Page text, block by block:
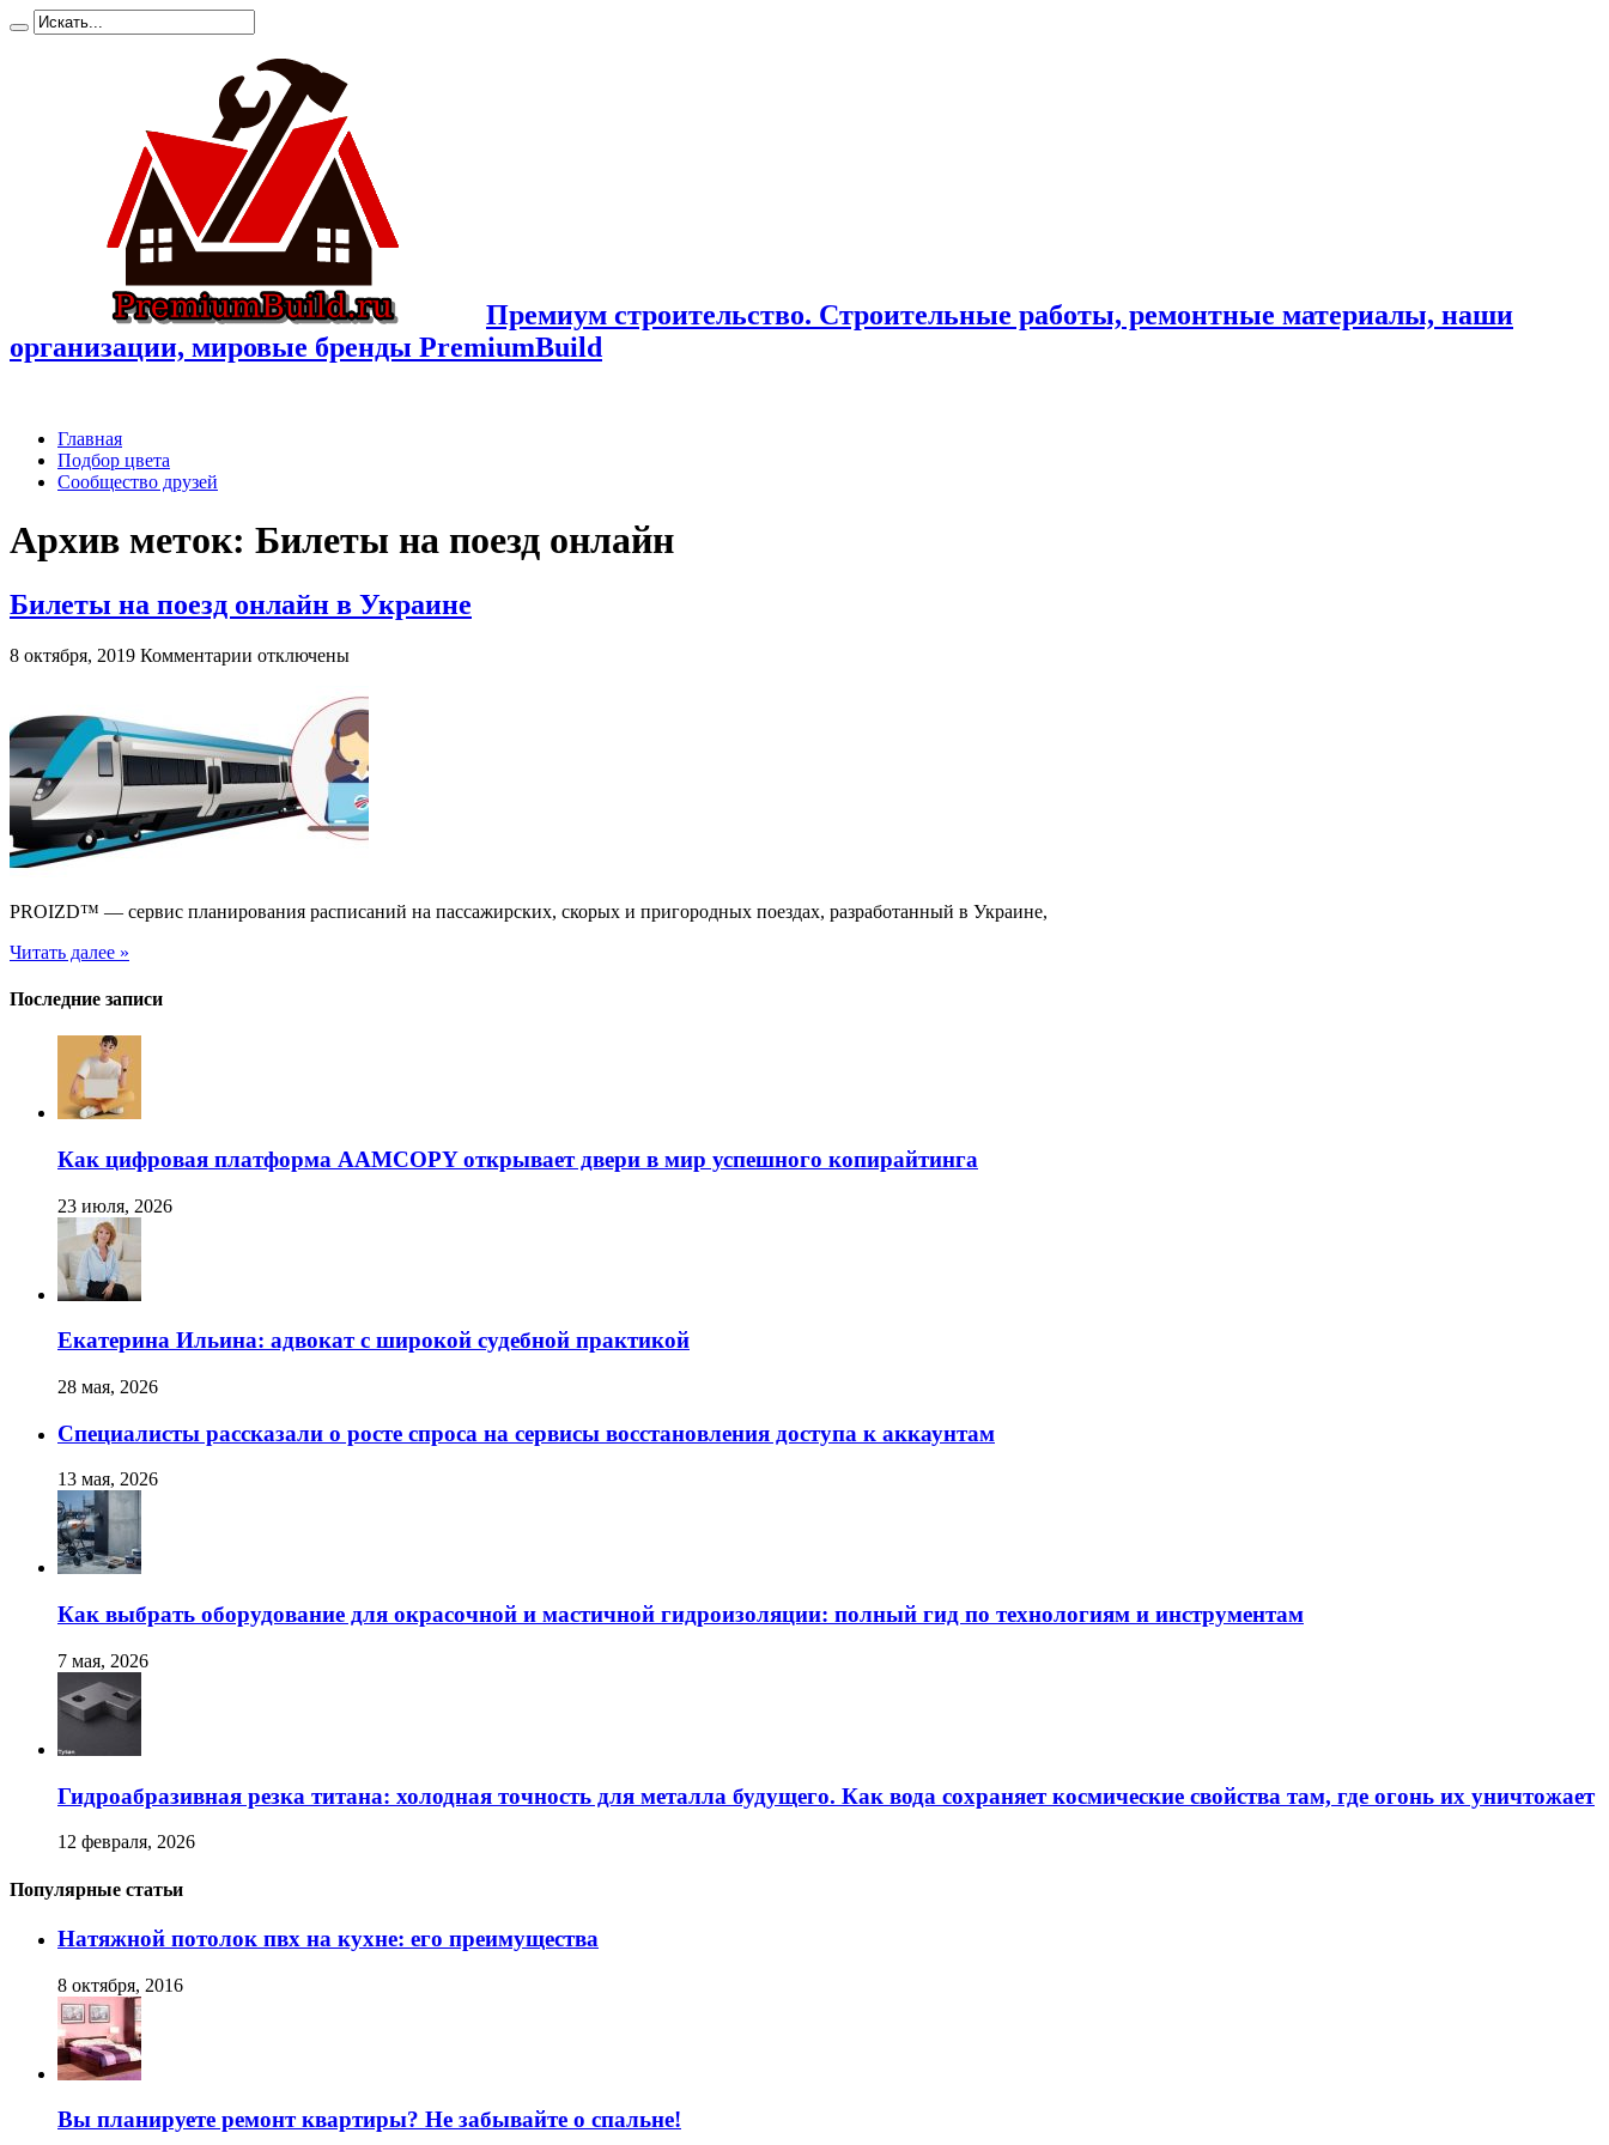
Премиум cтроительство. Cтроительные работы, ремонтные материалы, наши
организации, мировые бренды PremiumBuild
Главная
Подбор цвета
Сообщество друзей
Архив меток: Билеты на поезд онлайн
Билеты на поезд онлайн в Украине
8 октября, 2019 Комментарии к
поезд
онлайн
в
Украине
отключены
PROIZD™ — сервис планирования расписаний на пассажирских, скорых и пригородных поездах, разработанный в Украине,
Читать далее »
Последние записи
Как цифровая платформа AAMCOPY открывает двери в мир успешного копирайтинга
23 июля, 2026
Екатерина Ильина: адвокат с широкой судебной практикой
28 мая, 2026
Специалисты рассказали о росте спроса на сервисы восстановления доступа к аккаунтам
13 мая, 2026
Как выбрать оборудование для окрасочной и мастичной гидроизоляции: полный гид по технологиям и инструментам
7 мая, 2026
Гидроабразивная резка титана: холодная точность для металла будущего. Как вода сохраняет космические свойства там, где огонь их уничтожает
12 февраля, 2026
Популярные статьи
Натяжной потолок пвх на кухне: его преимущества
8 октября, 2016
Вы планируете ремонт квартиры? Не забывайте о спальне!